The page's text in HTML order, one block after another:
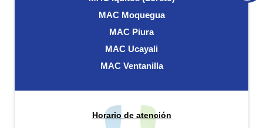
MAC Moquegua
MAC Piura
MAC Ucayali
MAC Ventanilla
Horario de atención